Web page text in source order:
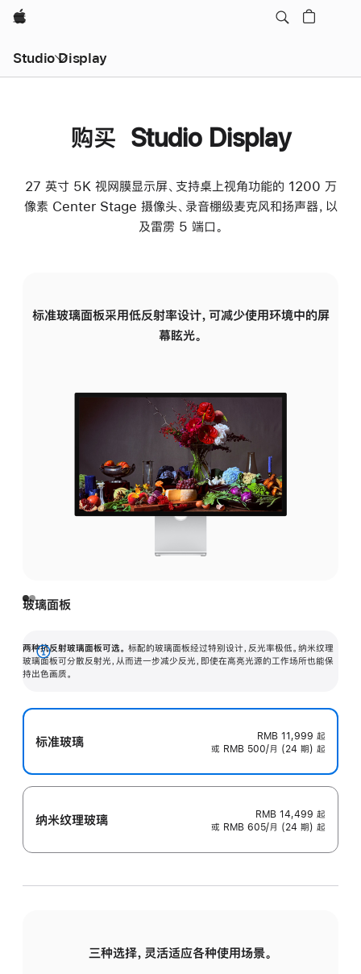
Apple
Studio Display
购买 Studio Display
27 英寸 5K 视网膜显示屏、支持桌上视角功能的 1200 万
像素 Center Stage 摄像头、录音棚级麦克风和扬声器，以
及雷雳 5 端口。
标准玻璃面板采用低反射率设计，可减少使用环境中的屏
幕眩光。
玻璃面板
两种抗反射玻璃面板可选。 标配的玻璃面板经过特别设计，反光率极低。纳米纹理
玻璃面板可分散反射光，从而进一步减少反光，即使在高亮光源的工作场所也能保
持出色画质。
展
开
标准玻璃 RMB 11,999 起
或 RMB 500/月 (24 期) 起
纳米纹理玻璃 RMB 14,499 起
或 RMB 605/月 (24 期) 起
三种选择，灵活适应各种使用场景。